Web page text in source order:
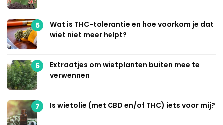
5
Wat is THC-tolerantie en hoe voorkom je dat
wiet niet meer helpt?
6
Extraatjes om wietplanten buiten mee te
verwennen
7 Is wietolie (met CBD en/of THC) iets voor mij?